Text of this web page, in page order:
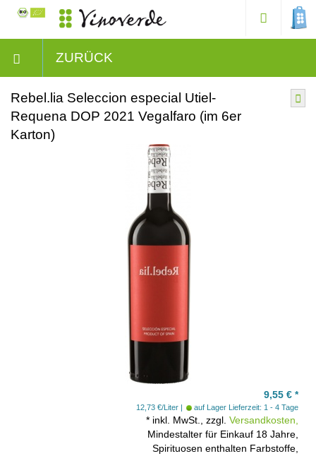
ZURÜCK
Rebel.lia Seleccion especial Utiel-
Requena DOP 2021 Vegalfaro (im 6er
Karton)
9,55 € *
12,73 €/Liter auf Lager Lieferzeit: 1 - 4 Tage
* inkl. MwSt., zzgl. Versandkosten,
Mindestalter für Einkauf 18 Jahre,
Spirituosen enthalten Farbstoffe,